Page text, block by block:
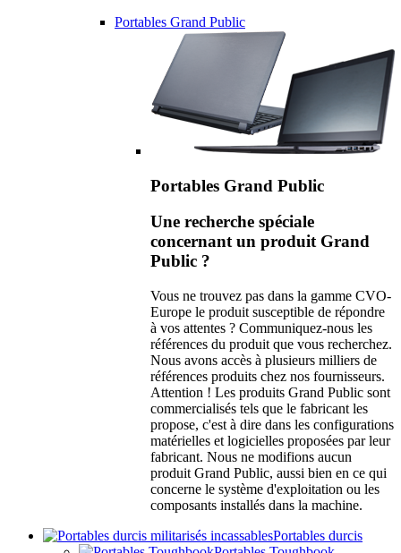
Portables Grand Public
Portables Grand Public
Une recherche spéciale
concernant un produit Grand
Public ?
Vous ne trouvez pas dans la gamme CVO-
Europe le produit susceptible de répondre
à vos attentes ? Communiquez-nous les
références du produit que vous recherchez.
Nous avons accès à plusieurs milliers de
références produits chez nos fournisseurs.
Attention ! Les produits Grand Public sont
commercialisés tels que le fabricant les
propose, c'est à dire dans les configurations
matérielles et logicielles proposées par leur
fabricant. Nous ne modifions aucun
produit Grand Public, aussi bien en ce qui
concerne le système d'exploitation ou les
composants installés dans la machine.
Portables durcis